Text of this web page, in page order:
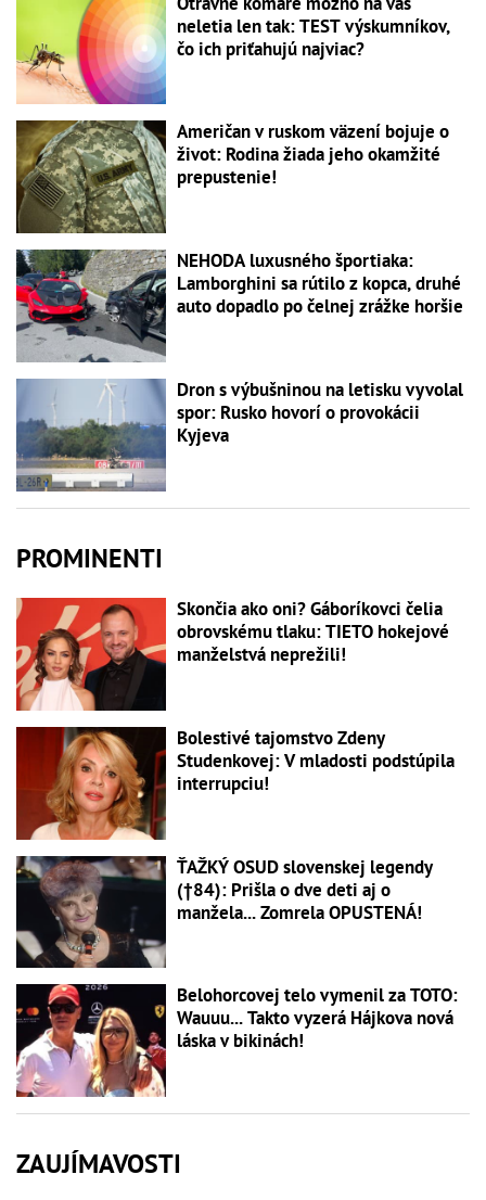
neletia len tak: TEST výskumníkov,
čo ich priťahujú najviac?
Američan v ruskom väzení bojuje o
život: Rodina žiada jeho okamžité
prepustenie!
NEHODA luxusného športiaka:
Lamborghini sa rútilo z kopca, druhé
auto dopadlo po čelnej zrážke horšie
Dron s výbušninou na letisku vyvolal
spor: Rusko hovorí o provokácii
Kyjeva
PROMINENTI
Skončia ako oni? Gáboríkovci čelia
obrovskému tlaku: TIETO hokejové
manželstvá neprežili!
Bolestivé tajomstvo Zdeny
Studenkovej: V mladosti podstúpila
interrupciu!
ŤAŽKÝ OSUD slovenskej legendy
(†84): Prišla o dve deti aj o
manžela... Zomrela OPUSTENÁ!
Belohorcovej telo vymenil za TOTO:
Wauuu... Takto vyzerá Hájkova nová
láska v bikinách!
ZAUJÍMAVOSTI